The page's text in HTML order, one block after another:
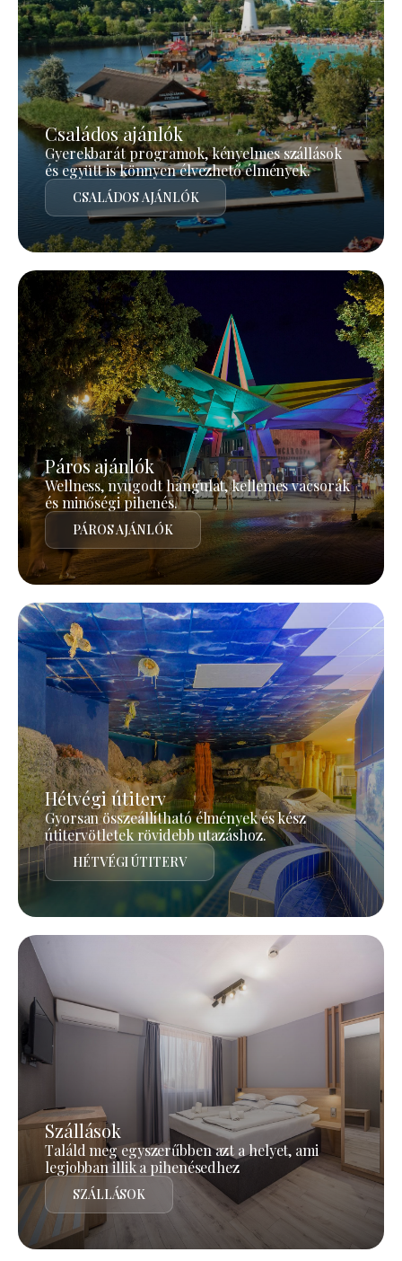
Családos ajánlók
Gyerekbarát programok, kényelmes szállások
és együtt is könnyen élvezhető élmények.
CSALÁDOS AJÁNLÓK
Páros ajánlók
Wellness, nyugodt hangulat, kellemes vacsorák
és minőségi pihenés.
PÁROS AJÁNLÓK
Hétvégi útiterv
Gyorsan összeállítható élmények és kész
útitervötletek rövidebb utazáshoz.
HÉTVÉGI ÚTITERV
Szállások
Találd meg egyszerűbben azt a helyet, ami
legjobban illik a pihenésedhez
SZÁLLÁSOK